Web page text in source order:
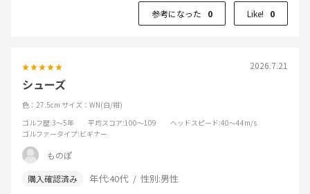
参考になった 0 Like! 0
2026.7.21
シューズ
色：27.5cm サイズ：WN(白/紺)
ゴルフ歴:3～5年 平均スコア:100～109 ヘッドスピード:40～44m/s
ゴルファータイプ:ビギナー
ものぽ
年代:40代 性別:男性